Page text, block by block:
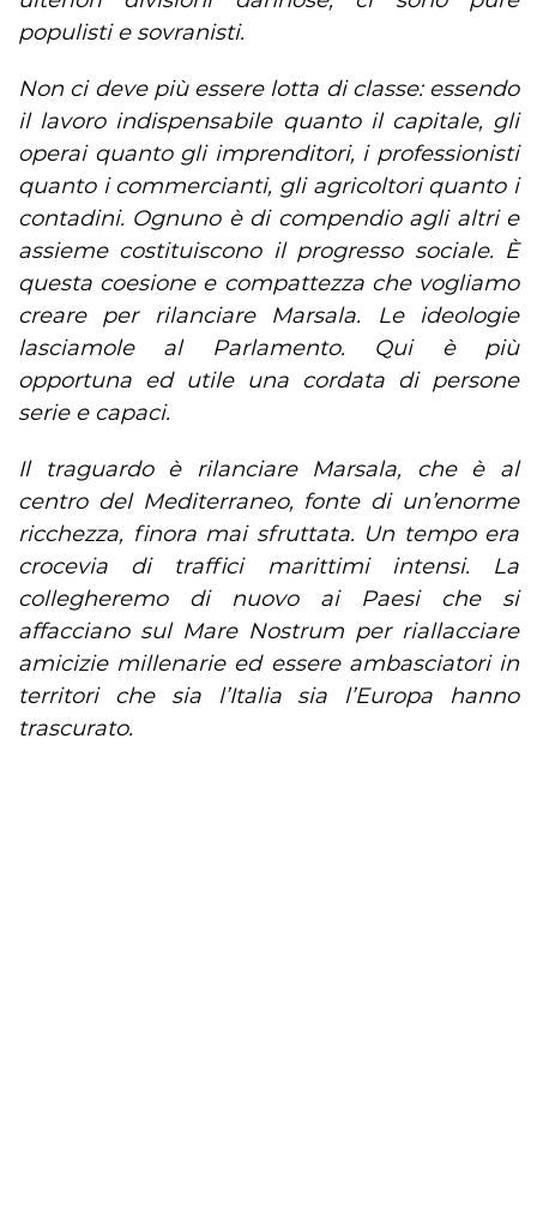
populisti e sovranisti.
Non ci deve più essere lotta di classe: essendo
il lavoro indispensabile quanto il capitale, gli
operai quanto gli imprenditori, i professionisti
quanto i commercianti, gli agricoltori quanto i
contadini. Ognuno è di compendio agli altri e
assieme costituiscono il progresso sociale. È
questa coesione e compattezza che vogliamo
creare per rilanciare Marsala. Le ideologie
lasciamole al Parlamento. Qui è più
opportuna ed utile una cordata di persone
serie e capaci.
Il traguardo è rilanciare Marsala, che è al
centro del Mediterraneo, fonte di un’enorme
ricchezza, finora mai sfruttata. Un tempo era
crocevia di traffici marittimi intensi. La
collegheremo di nuovo ai Paesi che si
affacciano sul Mare Nostrum per riallacciare
amicizie millenarie ed essere ambasciatori in
territori che sia l’Italia sia l’Europa hanno
trascurato.